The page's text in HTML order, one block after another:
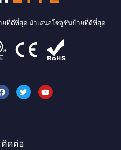
ยที่ดีที่สุด นำเสนอโซลูชันป้ายที่ดีที่สุด
ส
บุ๊
ค
ต
เ
ต
ป
ติดต่อ